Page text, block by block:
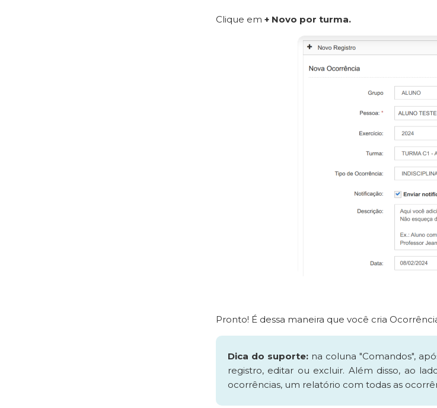
Clique em + Novo por turma.
Pronto! É dessa maneira que você cria
Dica do suporte: na coluna "Comandos",
registro, editar ou excluir. Além disso, ao
ocorrências, um relatório com todas as